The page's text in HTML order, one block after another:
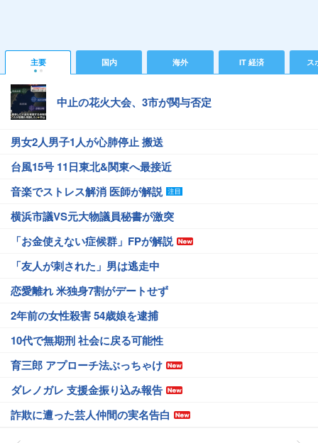
主要 国内 海外 IT 経済 ス
中止の花火大会、3市が関与否定
男女2人男子1人が心肺停止 搬送
台風15号 11日東北&関東へ最接近
音楽でストレス解消 医師が解説
横浜市議VS元大物議員秘書が激突
「お金使えない症候群」FPが解説
「友人が刺された」男は逃走中
恋愛離れ 米独身7割がデートせず
2年前の女性殺害 54歳娘を逮捕
10代で無期刑 社会に戻る可能性
育三郎 アプローチ法ぶっちゃけ
ダレノガレ 支援金振り込み報告
詐欺に遭った芸人仲間の実名告白